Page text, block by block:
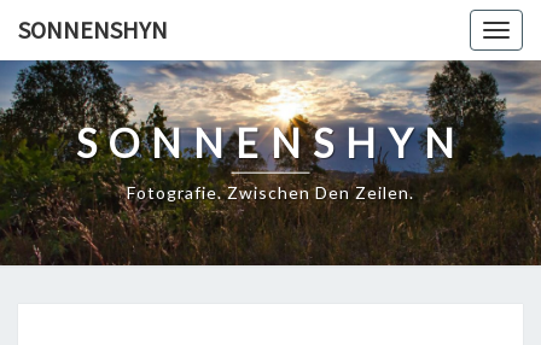
content
SONNENSHYN
SONNENSHYN
Fotografie. Zwischen Den Zeilen.